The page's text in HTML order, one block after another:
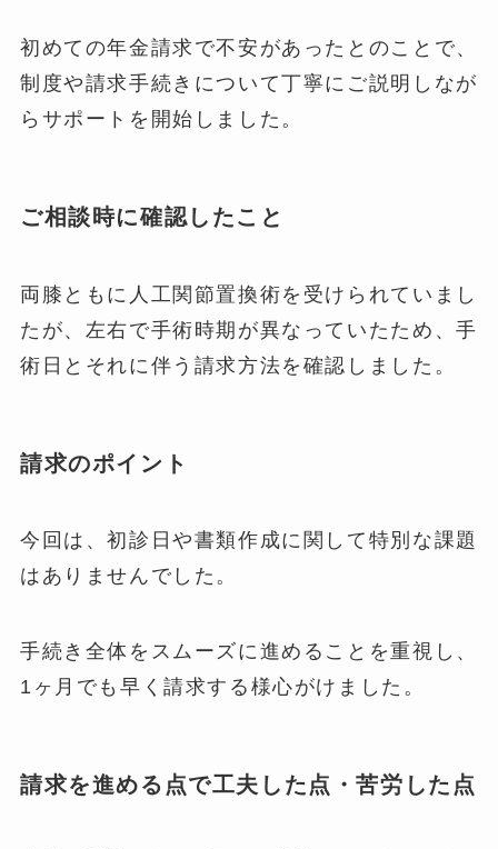
初めての年金請求で不安があったとのことで、
制度や請求手続きについて丁寧にご説明しなが
らサポートを開始しました。
ご相談時に確認したこと
両膝ともに人工関節置換術を受けられていまし
たが、左右で手術時期が異なっていたため、手
術日とそれに伴う請求方法を確認しました。
請求のポイント
今回は、初診日や書類作成に関して特別な課題
はありませんでした。
手続き全体をスムーズに進めることを重視し、
1ヶ月でも早く請求する様心がけました。
請求を進める点で工夫した点・苦労した点